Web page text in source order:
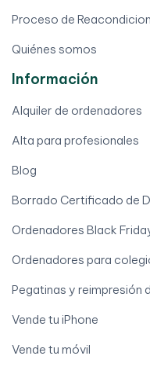
Proceso de
Quiénes somos
Información
Alquiler de ordenadores
Alta para profesionales
Blog
Borrado Certificado de
Ordenadores Black
Ordenadores para
Pegatinas y reimpresión
Vende tu iPhone
Vende tu móvil